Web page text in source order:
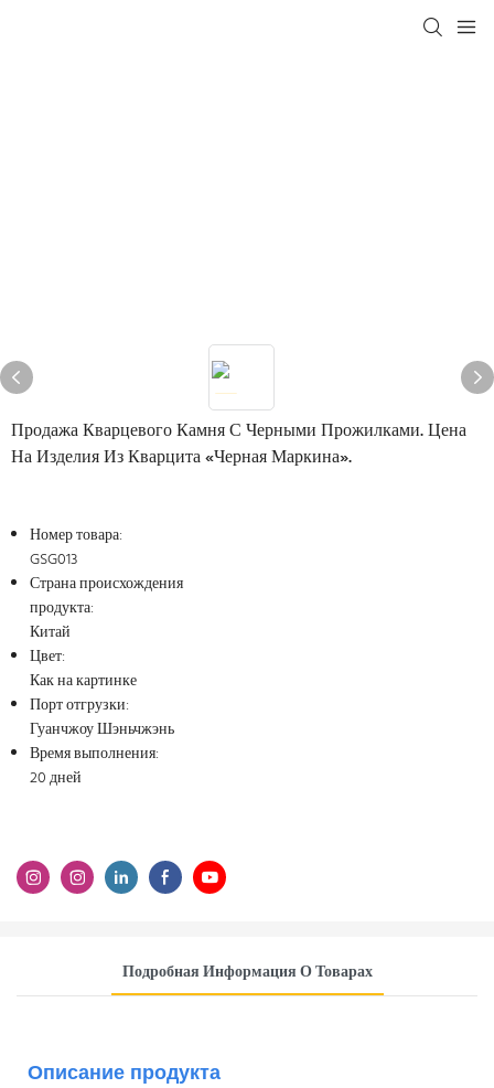
Продажа Кварцевого Камня С Черными Прожилками. Цена
На Изделия Из Кварцита «Черная Маркина».
Номер товара:
GSG013
Страна происхождения
продукта:
Китай
Цвет:
Как на картинке
Порт отгрузки:
Гуанчжоу Шэньчжэнь
Время выполнения:
20 дней
Подробная Информация О Товарах
Описание продукта